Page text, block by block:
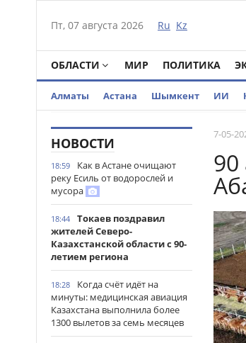
Пт, 07 августа 2026 Ru Kz
ОБЛАСТИ МИР ПОЛИТИКА
Алматы Астана Шымкент ИИ
НОВОСТИ
18:59
Как в Астане очищают
реку Есиль от водорослей и
мусора
18:44
Токаев поздравил
жителей Северо-
Казахстанской области с 90-
летием региона
18:28
Когда счёт идёт на
минуты: медицинская авиация
Казахстана выполнила более
1300 вылетов за семь месяцев
7-05-
90